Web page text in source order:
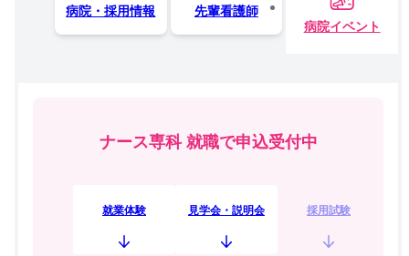
病院・採用情報
先輩看護師
病院イベント
ナース専科 就職で申込受付中
就業体験 見学会・説明会 採用試験